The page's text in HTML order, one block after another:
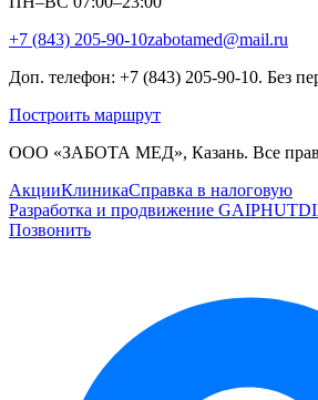
+7 (843) 205-90-10zabotamed@mail.ru
Доп. телефон: +7 (843) 205-90-10. Без
Построить маршрут
ООО «ЗАБОТА МЕД», Казань. Все
АкцииКлиникаСправка в налоговую
Разработка и продвижение
Позвонить